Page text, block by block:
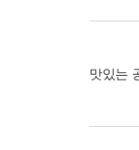
맛있는